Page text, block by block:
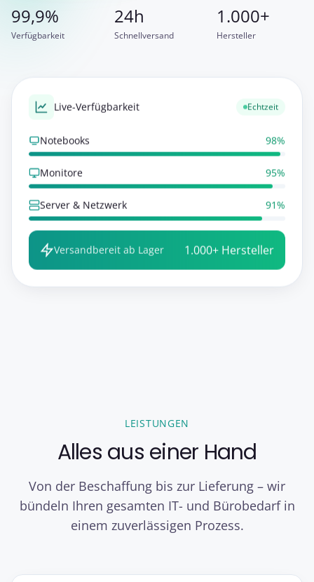
99,9%
Verfügbarkeit
24h
Schnellversand
1.000+
Hersteller
Live-Verfügbarkeit Echtzeit
Notebooks 98%
Monitore 95%
Server & Netzwerk 91%
Versandbereit ab Lager 1.000+ Hersteller
LEISTUNGEN
Alles aus einer Hand
Von der Beschaffung bis zur Lieferung – wir
bündeln Ihren gesamten IT- und Bürobedarf in
einem zuverlässigen Prozess.